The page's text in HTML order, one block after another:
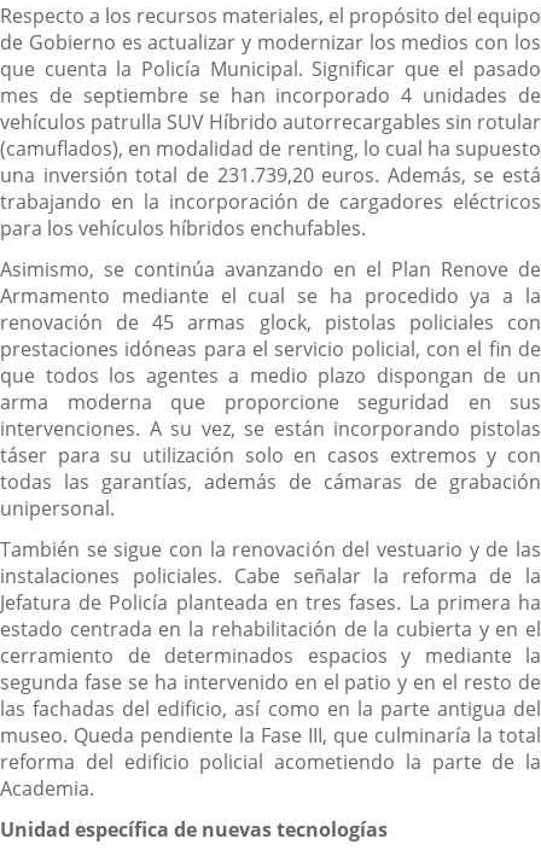
Respecto a los recursos materiales, el propósito del equipo
de Gobierno es actualizar y modernizar los medios con los
que cuenta la Policía Municipal. Significar que el pasado
mes de septiembre se han incorporado 4 unidades de
vehículos patrulla SUV Híbrido autorrecargables sin rotular
(camuflados), en modalidad de renting, lo cual ha supuesto
una inversión total de 231.739,20 euros. Además, se está
trabajando en la incorporación de cargadores eléctricos
para los vehículos híbridos enchufables.
Asimismo, se continúa avanzando en el Plan Renove de
Armamento mediante el cual se ha procedido ya a la
renovación de 45 armas glock, pistolas policiales con
prestaciones idóneas para el servicio policial, con el fin de
que todos los agentes a medio plazo dispongan de un
arma moderna que proporcione seguridad en sus
intervenciones. A su vez, se están incorporando pistolas
táser para su utilización solo en casos extremos y con
todas las garantías, además de cámaras de grabación
unipersonal.
También se sigue con la renovación del vestuario y de las
instalaciones policiales. Cabe señalar la reforma de la
Jefatura de Policía planteada en tres fases. La primera ha
estado centrada en la rehabilitación de la cubierta y en el
cerramiento de determinados espacios y mediante la
segunda fase se ha intervenido en el patio y en el resto de
las fachadas del edificio, así como en la parte antigua del
museo. Queda pendiente la Fase III, que culminaría la total
reforma del edificio policial acometiendo la parte de la
Academia.
Unidad específica de nuevas tecnologías